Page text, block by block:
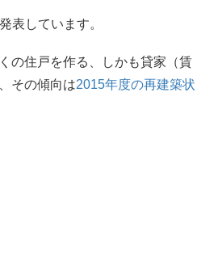
表しています。
の住戸を作る、しかも貸家（賃
その傾向は2015年度の再建築状